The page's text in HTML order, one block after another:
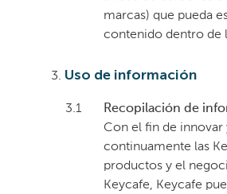
marcas) que pueda
contenido dentro de
Uso de información
3.1
Recopilación de
Con el fin de
continuamente las
productos y el
Keycafe, Keycafe